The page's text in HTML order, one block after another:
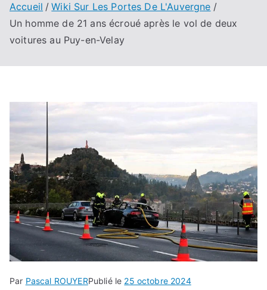
Accueil
Wiki Sur Les Portes De L'Auvergne
Un homme de 21 ans écroué après le vol de deux
voitures au Puy-en-Velay
Par Pascal ROUYERPublié le 25 octobre 2024